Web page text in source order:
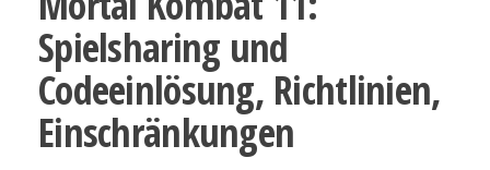
Spielsharing und
Codeeinlösung, Richtlinien,
Einschränkungen